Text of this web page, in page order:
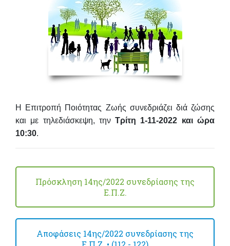
Η Επιτροπή Ποιότητας Ζωής συνεδριάζει διά ζώσης
και με τηλεδιάσκεψη, τηνΤρίτη 1-11-2022 και ώρα
10:30.
Πρόσκληση 14ης/2022 συνεδρίασης της
Ε.Π.Ζ.
Αποφάσεις 14ης/2022 συνεδρίασης της